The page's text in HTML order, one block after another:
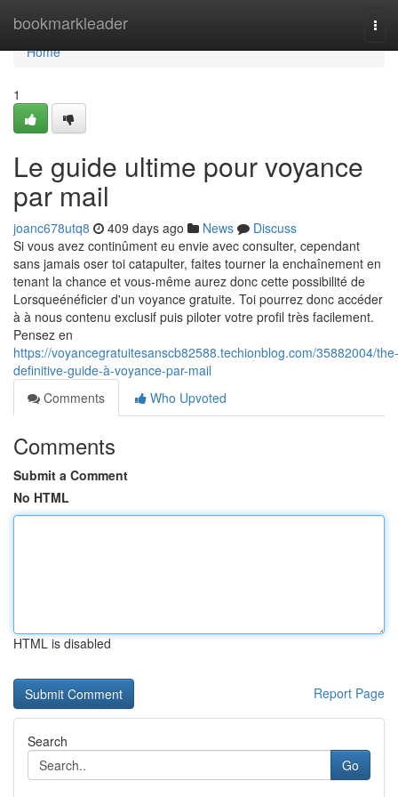
bookmarkleader
Home
Home
1
Le guide ultime pour voyance
par mail
joanc678utq8 409 days ago News
Discuss
Si vous avez continûment eu envie avec consulter, cependant
sans jamais oser toi catapulter, faites tourner la enchaînement en
tenant la chance et vous-même aurez donc cette possibilité de
Lorsqueénéficier d'un voyance gratuite. Toi pourrez donc accéder
à à nous contenu exclusif puis piloter votre profil très facilement.
Pensez en
https://voyancegratuitesanscb82588.techionblog.com/35882004/the-
definitive-guide-à-voyance-par-mail
Comments
Who Upvoted
Comments
Submit a Comment
No HTML
HTML is disabled
Report Page
Search
Go